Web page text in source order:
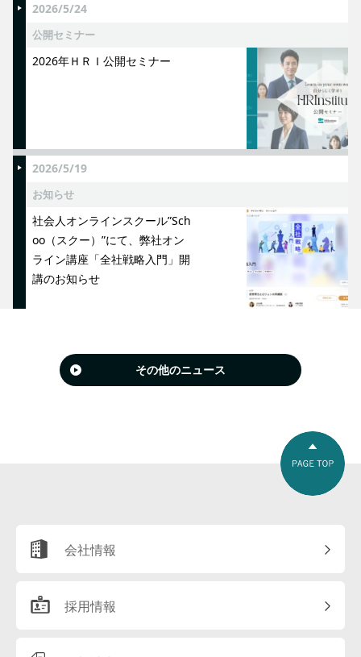
2026/5/24
公開セミナー
2026年ＨＲＩ公開セミナー
2026/5/19
お知らせ
社会人オンラインスクール”Sch
oo（スクー）”にて、弊社オン
ライン講座「全社戦略入門」開
講のお知らせ
その他のニュース
会社情報
採用情報